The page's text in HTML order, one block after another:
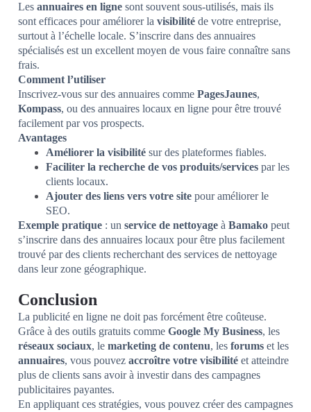
Les annuaires en ligne sont souvent sous-utilisés, mais ils
sont efficaces pour améliorer la visibilité de votre entreprise,
surtout à l’échelle locale. S’inscrire dans des annuaires
spécialisés est un excellent moyen de vous faire connaître sans
frais.
Comment l’utiliser
Inscrivez-vous sur des annuaires comme PagesJaunes,
Kompass, ou des annuaires locaux en ligne pour être trouvé
facilement par vos prospects.
Avantages
Améliorer la visibilité sur des plateformes fiables.
Faciliter la recherche de vos produits/services par les
clients locaux.
Ajouter des liens vers votre site pour améliorer le
SEO.
Exemple pratique : un service de nettoyage à Bamako peut
s’inscrire dans des annuaires locaux pour être plus facilement
trouvé par des clients recherchant des services de nettoyage
dans leur zone géographique.
Conclusion
La publicité en ligne ne doit pas forcément être coûteuse.
Grâce à des outils gratuits comme Google My Business, les
réseaux sociaux, le marketing de contenu, les forums et les
annuaires, vous pouvez accroître votre visibilité et atteindre
plus de clients sans avoir à investir dans des campagnes
publicitaires payantes.
En appliquant ces stratégies, vous pouvez créer des campagnes